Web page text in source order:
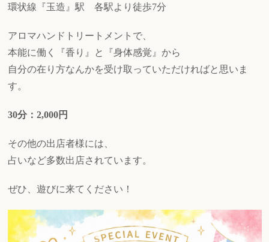
環状線『玉造』駅 各駅より徒歩7分
アロマハンドトリートメントで、
本能に働く『香り』と『身体感覚』から
自分の在り方なんかを受け取っていただければと思いま
す。
30分：2,000円
その他の出店者様には、
占いなど多数出店されています。
ぜひ、遊びに来てください！